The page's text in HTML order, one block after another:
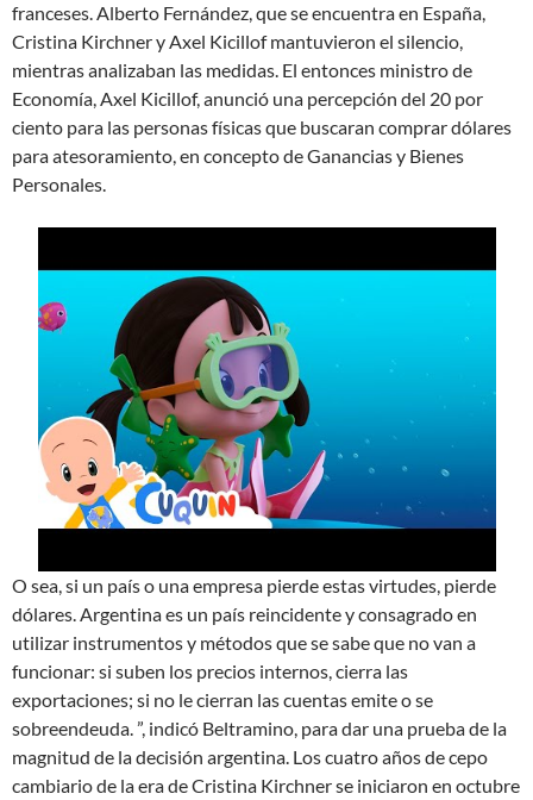
franceses. Alberto Fernández, que se encuentra en España,
Cristina Kirchner y Axel Kicillof mantuvieron el silencio,
mientras analizaban las medidas. El entonces ministro de
Economía, Axel Kicillof, anunció una percepción del 20 por
ciento para las personas físicas que buscaran comprar dólares
para atesoramiento, en concepto de Ganancias y Bienes
Personales.
O sea, si un país o una empresa pierde estas virtudes, pierde
dólares. Argentina es un país reincidente y consagrado en
utilizar instrumentos y métodos que se sabe que no van a
funcionar: si suben los precios internos, cierra las
exportaciones; si no le cierran las cuentas emite o se
sobreendeuda. ”, indicó Beltramino, para dar una prueba de la
magnitud de la decisión argentina. Los cuatro años de cepo
cambiario de la era de Cristina Kirchner se iniciaron en octubre